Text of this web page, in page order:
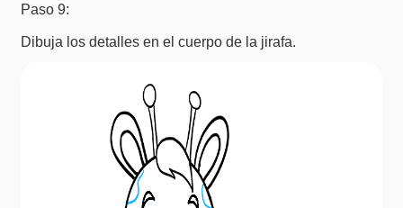
Paso 9:
Dibuja los detalles en el cuerpo de la jirafa.